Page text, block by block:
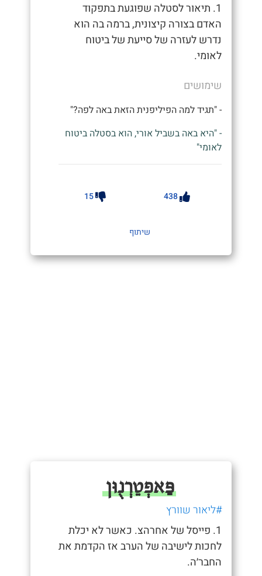
1. תיאור לסטלה שפוגעת בתפקוד
האדם בצורה קיצונית, ברמה בה הוא
נדרש לעזרה של סייעת של ביטוח
לאומי.
שימושים
- "תגיד למה הפיליפנית הזאת באה לפה?"
- "היא באה בשביל אורי, הוא בסטלה ביטוח
לאומי"
438
15
שיתוף
פַּאפְטֵרְנֻוּן
#ליאור שוורץ
1. פייסל של אחרהצ. כאשר לא יכלת
לחכות לישיבה של הערב אז הקדמת את
החבר׳ה.